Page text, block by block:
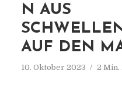
N AUS
AUF DEN
10. Oktober 2023 2 Min.